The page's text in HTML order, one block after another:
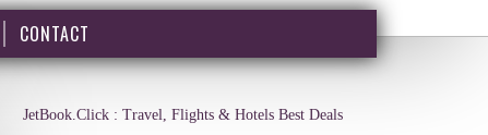
CONTACT
JetBook.Click : Travel, Flights & Hotels Best Deals